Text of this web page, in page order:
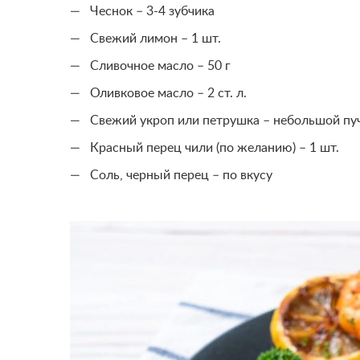
Чеснок – 3-4 зубчика
Свежий лимон – 1 шт.
Сливочное масло – 50 г
Оливковое масло – 2 ст. л.
Свежий укроп или петрушка – небольшой
Красный перец чили (по желанию) – 1 шт.
Соль, черный перец – по вкусу